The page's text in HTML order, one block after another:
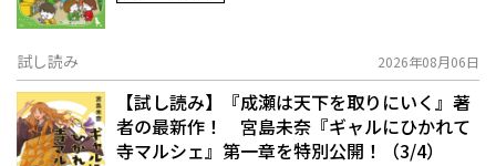
試し読み 2026年08月06日
【試し読み】『成瀬は天下を取りにいく』著
者の最新作！ 宮島未奈『ギャルにひかれて
寺マルシェ』第一章を特別公開！（3/4）